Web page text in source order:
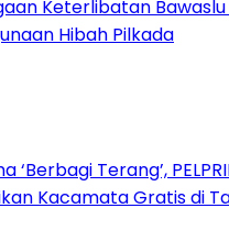
Keterlibatan
Hibah Pilkada
‘Berbagi Terang’,
Kacamata Gratis di